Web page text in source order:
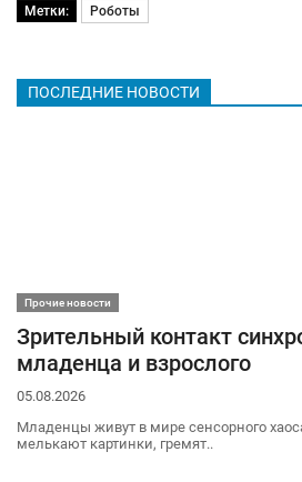
Метки: Роботы
ПОСЛЕДНИЕ НОВОСТИ
Прочие новости
Зрительный контакт
младенца и взрослого
05.08.2026
Младенцы живут в мире сенсорного
мелькают картинки, гремят..